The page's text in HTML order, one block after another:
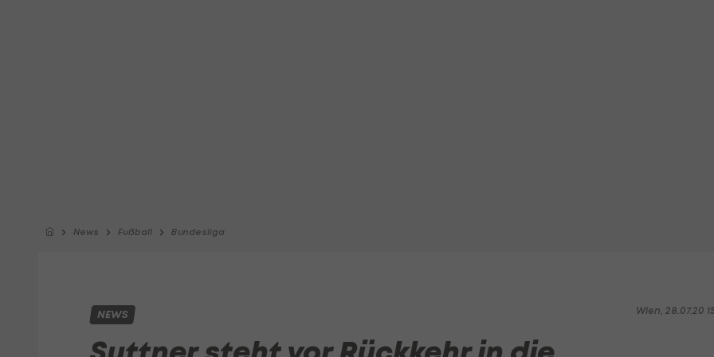
News Fußball Bundesliga
Wien, 28.07.20
NEWS